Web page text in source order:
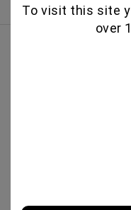
Κορυφαίες
To visit this site
over